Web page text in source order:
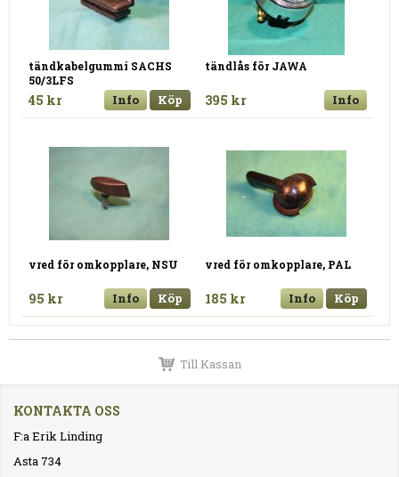
tändkabelgummi SACHS
50/3LFS
45 kr Info Köp
tändlås för JAWA
395 kr Info
vred för omkopplare, NSU
95 kr Info Köp
vred för omkopplare, PAL
185 kr Info Köp
Till Kassan
KONTAKTA OSS
F:a Erik Linding
Asta 734